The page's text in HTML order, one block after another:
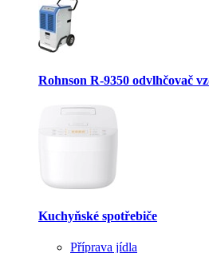
Rohnson R-9350 odvlhčovač
Kuchyňské spotřebiče
Příprava jídla